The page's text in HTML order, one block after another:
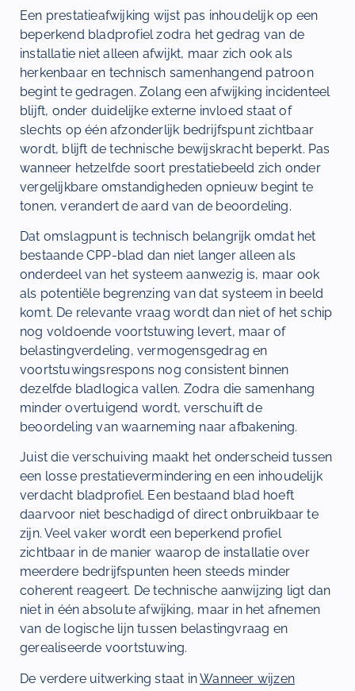
Een prestatieafwijking wijst pas inhoudelijk op een
beperkend bladprofiel zodra het gedrag van de
installatie niet alleen afwijkt, maar zich ook als
herkenbaar en technisch samenhangend patroon
begint te gedragen. Zolang een afwijking incidenteel
blijft, onder duidelijke externe invloed staat of
slechts op één afzonderlijk bedrijfspunt zichtbaar
wordt, blijft de technische bewijskracht beperkt. Pas
wanneer hetzelfde soort prestatiebeeld zich onder
vergelijkbare omstandigheden opnieuw begint te
tonen, verandert de aard van de beoordeling.
Dat omslagpunt is technisch belangrijk omdat het
bestaande CPP-blad dan niet langer alleen als
onderdeel van het systeem aanwezig is, maar ook
als potentiële begrenzing van dat systeem in beeld
komt. De relevante vraag wordt dan niet of het schip
nog voldoende voortstuwing levert, maar of
belastingverdeling, vermogensgedrag en
voortstuwingsrespons nog consistent binnen
dezelfde bladlogica vallen. Zodra die samenhang
minder overtuigend wordt, verschuift de
beoordeling van waarneming naar afbakening.
Juist die verschuiving maakt het onderscheid tussen
een losse prestatievermindering en een inhoudelijk
verdacht bladprofiel. Een bestaand blad hoeft
daarvoor niet beschadigd of direct onbruikbaar te
zijn. Veel vaker wordt een beperkend profiel
zichtbaar in de manier waarop de installatie over
meerdere bedrijfspunten heen steeds minder
coherent reageert. De technische aanwijzing ligt dan
niet in één absolute afwijking, maar in het afnemen
van de logische lijn tussen belastingvraag en
gerealiseerde voortstuwing.
De verdere uitwerking staat inWanneer wijzen